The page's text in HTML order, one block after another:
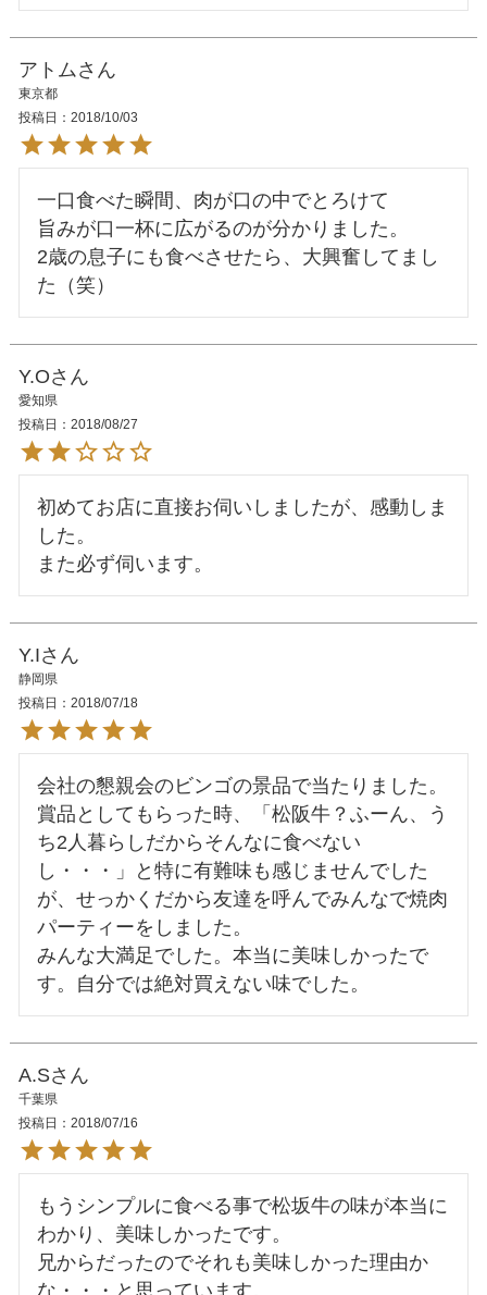
アトム
東京都
投稿日
2018/10/03
一口食べた瞬間、肉が口の中でとろけて
旨みが口一杯に広がるのが分かりました。
2歳の息子にも食べさせたら、大興奮してまし
Y.O
愛知県
投稿日
2018/08/27
初めてお店に直接お伺いしましたが、感動しま
した。
Y.I
静岡県
投稿日
2018/07/18
会社の懇親会のビンゴの景品で当たりました。
賞品としてもらった時、「松阪牛？ふーん、う
ち2人暮らしだからそんなに食べない
し・・・」と特に有難味も感じませんでした
が、せっかくだから友達を呼んでみんなで焼肉
パーティーをしました。
みんな大満足でした。本当に美味しかったで
A.S
千葉県
投稿日
2018/07/16
もうシンプルに食べる事で松坂牛の味が本当に
わかり、美味しかったです。
兄からだったのでそれも美味しかった理由か